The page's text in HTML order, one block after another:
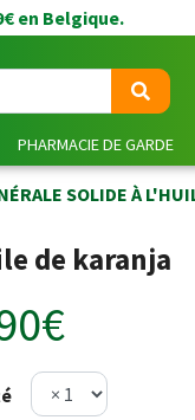
en Belgique.
PHARMACIE DE GARDE
SOLIDE À
de karanja